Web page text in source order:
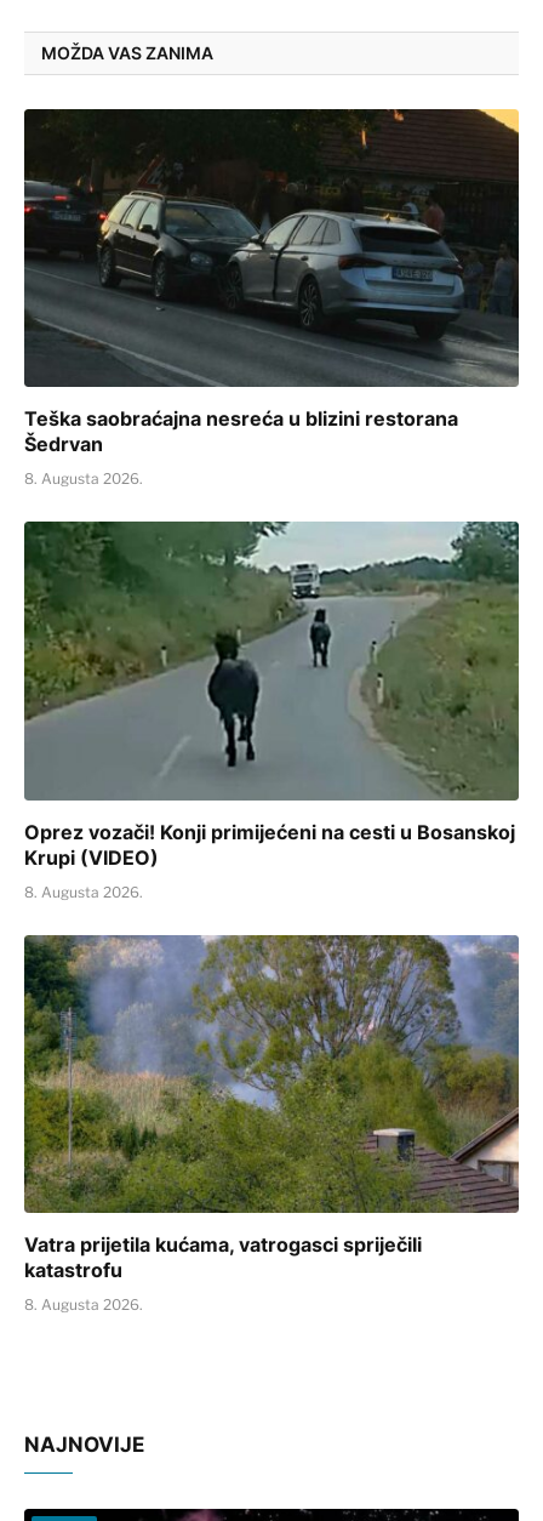
MOŽDA VAS ZANIMA
Teška saobraćajna nesreća u blizini restorana
Šedrvan
8. Augusta 2026.
Oprez vozači! Konji primijećeni na cesti u Bosanskoj
Krupi (VIDEO)
8. Augusta 2026.
Vatra prijetila kućama, vatrogasci spriječili
katastrofu
8. Augusta 2026.
NAJNOVIJE